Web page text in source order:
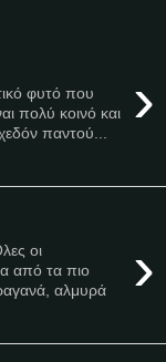
›
φυτό που
πολύ κοινό και
παντού...
›
οι
από τα πιο
αλμυρά